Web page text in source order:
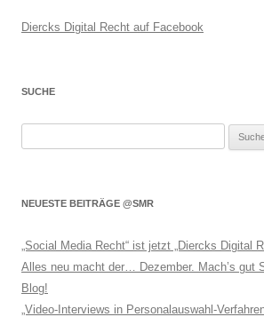
Diercks Digital Recht auf Facebook
SUCHE
NEUESTE BEITRÄGE @SMR
„Social Media Recht“ ist jetzt „Diercks Digital
Alles neu macht der… Dezember. Mach’s gut
Blog!
„Video-Interviews in Personalauswahl-